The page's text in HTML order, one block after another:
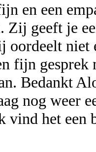
en een
Zij geeft je
oordeelt niet
fijn gesprek
Bedankt
nog weer
vind het een